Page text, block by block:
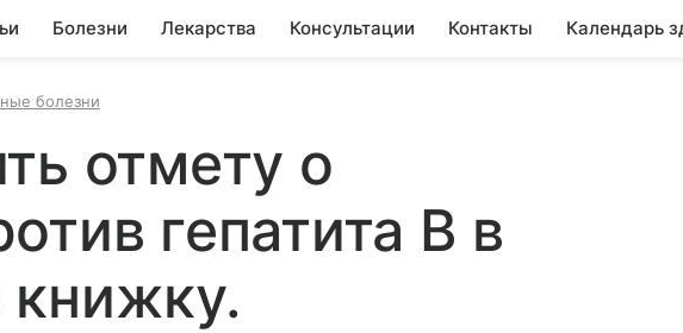
Болезни Лекарства Консультации Контакты Календарь
болезни
отмету о
гепатита В в
книжку.